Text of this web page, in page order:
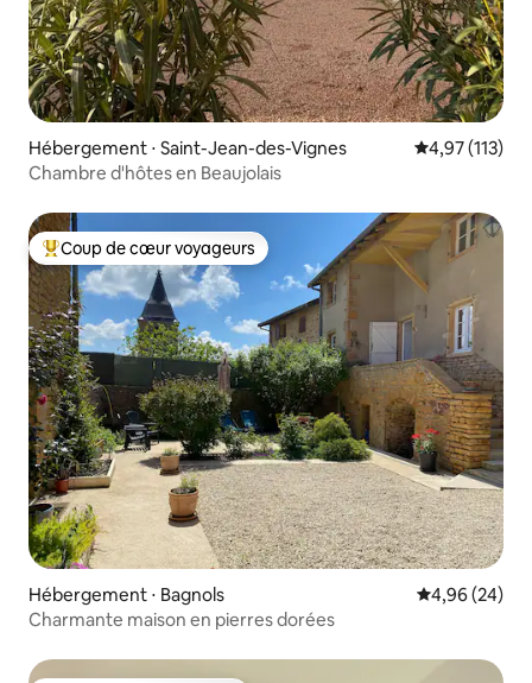
Hébergement ⋅ Saint-Jean-des-Vignes Évaluation
4,97 (113)
Chambre d'hôtes en Beaujolais
Coups de cœur voyageurs les plus appréciés
Coup de cœur voyageurs
Hébergement ⋅ Bagnols Évaluation
4,96 (24)
Charmante maison en pierres dorées